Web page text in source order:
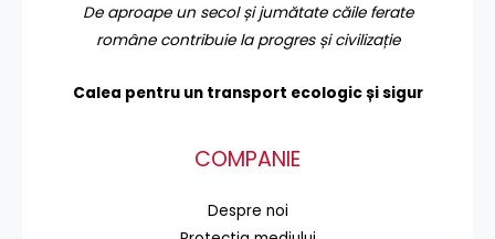
De aproape un secol și jumătate căile ferate
române contribuie la progres și civilizație
Calea pentru un transport ecologic și sigur
COMPANIE
Despre noi